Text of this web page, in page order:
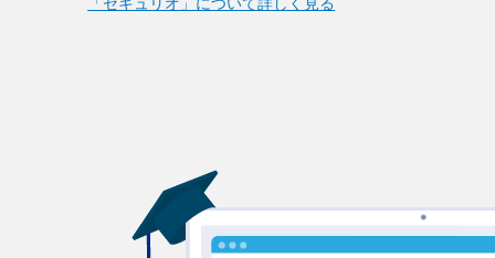
「セキュリオ」について詳しく見る